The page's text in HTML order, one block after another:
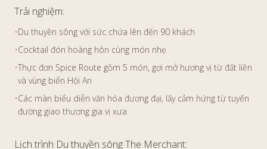
Trải nghiệm:
•Du thuyền sông với sức chứa lên đến 90 khách
•Cocktail đón hoàng hôn cùng món nhẹ
•Thực đơn Spice Route gồm 5 món, gợi mở hương vị từ đất liền
và vùng biển Hội An
•Các màn biểu diễn văn hóa đương đại, lấy cảm hứng từ tuyến
đường giao thương gia vị xưa
Lịch trình Du thuyền sông The Merchant: